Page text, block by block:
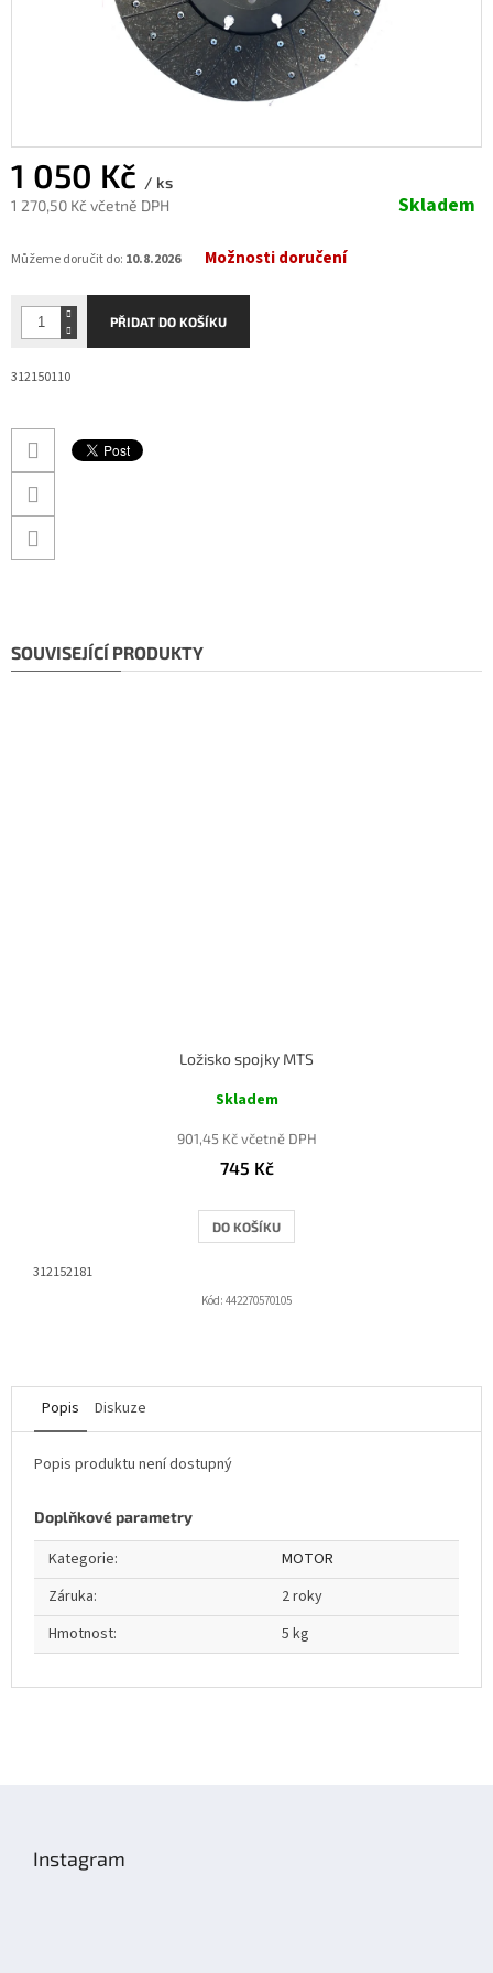
1 050 Kč / ks
1 270,50 Kč včetně DPH
cena:
Skladem
Můžeme doručit do: 10.8.2026 Možnosti doručení
PŘIDAT DO KOŠÍKU
312150110
SOUVISEJÍCÍ PRODUKTY
Ložisko spojky MTS
Skladem
901,45 Kč včetně DPH
745 Kč
DO KOŠÍKU
312152181
Kód: 442270570105
Popis Diskuze
Popis produktu není dostupný
Doplňkové parametry
Kategorie:
MOTOR
Záruka:
2 roky
Hmotnost: 5 kg
Instagram